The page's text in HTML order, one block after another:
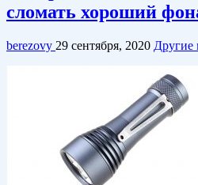
сломать хороший
berezovy 29 сентября, 2020 Другие